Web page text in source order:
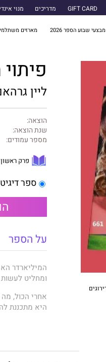
GIFT CARD מדריכים מנוי
מבצעי שבוע הספר 2026 מארזים
ליין
הוצאה:
שנת הוצאה:
מספר עמודים:
פרק ראשון
ספר
על הספר
המיליארדר
ומחליט
אחרי הכול,
היא מתכננת
טופז מארשל
עד מהרה היא